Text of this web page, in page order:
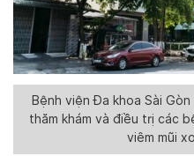
Bệnh viện Đa khoa Sài
thăm khám và điều trị các
viêm mũi